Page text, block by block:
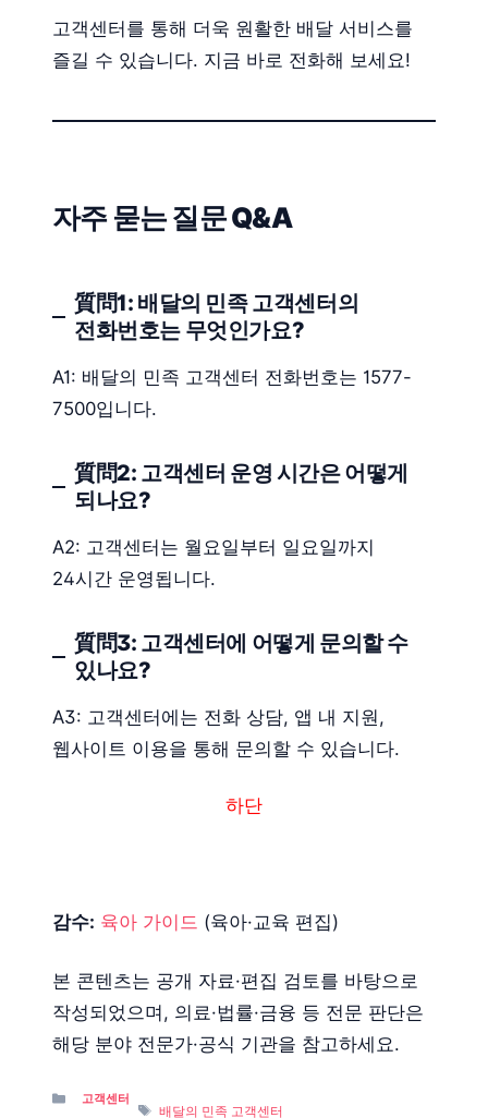
고객센터를 통해 더욱 원활한 배달 서비스를
즐길 수 있습니다. 지금 바로 전화해 보세요!
자주 묻는 질문 Q&A
質問1: 배달의 민족 고객센터의
전화번호는 무엇인가요?
A1: 배달의 민족 고객센터 전화번호는 1577-
7500입니다.
質問2: 고객센터 운영 시간은 어떻게
되나요?
A2: 고객센터는 월요일부터 일요일까지
24시간 운영됩니다.
質問3: 고객센터에 어떻게 문의할 수
있나요?
A3: 고객센터에는 전화 상담, 앱 내 지원,
웹사이트 이용을 통해 문의할 수 있습니다.
하단
감수: 육아 가이드 (육아·교육 편집)
본 콘텐츠는 공개 자료·편집 검토를 바탕으로
작성되었으며, 의료·법률·금융 등 전문 판단은
해당 분야 전문가·공식 기관을 참고하세요.
Categories
고객센터
Tags
배달의 민족 고객센터